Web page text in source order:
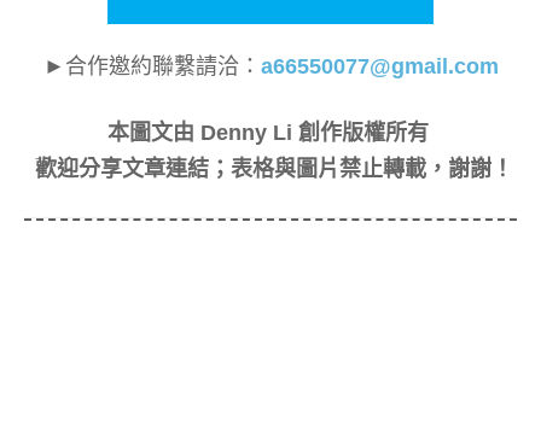
►合作邀約聯繫請洽： a66550077@gmail.com
本圖文由 Denny Li 創作版權所有
歡迎分享文章連結；表格與圖片禁止轉載，謝謝！